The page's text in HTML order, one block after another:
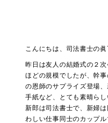
こんにちは、司法書士の眞
昨日は友人の結婚式の２
ほどの規模でしたが、幹
の恩師のサプライズ登場
手紙など、とても素晴らし
新郎は司法書士で、新婦
わしい仕事同士のカップ